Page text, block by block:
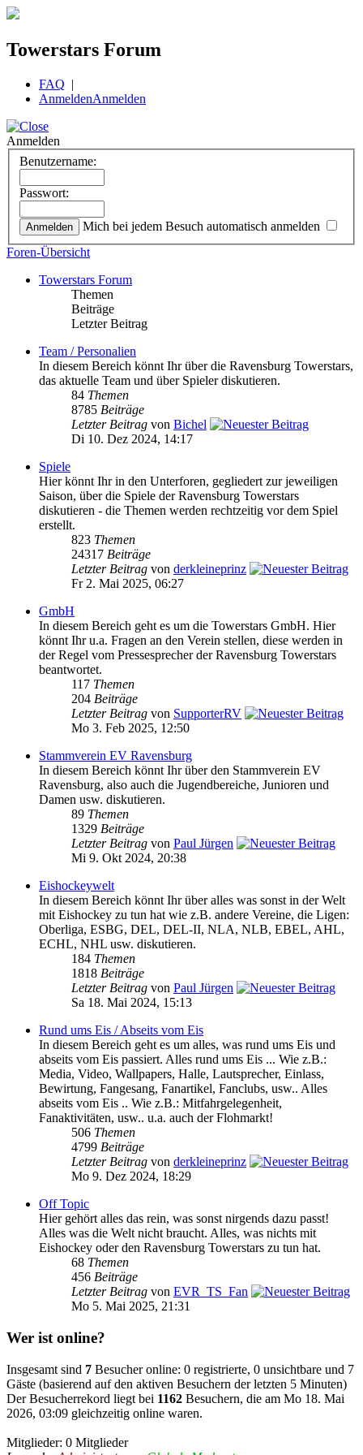
Towerstars Forum
FAQ |
AnmeldenAnmelden
Anmelden
Benutzername:
Passwort:
Mich bei jedem Besuch automatisch anmelden
Foren-Übersicht
Towerstars Forum
Themen
Beiträge
Letzter Beitrag
Team / Personalien
In diesem Bereich könnt Ihr über die Ravensburg Towerstars,
das aktuelle Team und über Spieler diskutieren.
84 Themen
8785 Beiträge
Letzter Beitrag von Bichel
Di 10. Dez 2024, 14:17
Spiele
Hier könnt Ihr in den Unterforen, gegliedert zur jeweiligen
Saison, über die Spiele der Ravensburg Towerstars
diskutieren - die Themen werden rechtzeitig vor dem Spiel
erstellt.
823 Themen
24317 Beiträge
Letzter Beitrag von derkleineprinz
Fr 2. Mai 2025, 06:27
GmbH
In diesem Bereich geht es um die Towerstars GmbH. Hier
könnt Ihr u.a. Fragen an den Verein stellen, diese werden in
der Regel vom Pressesprecher der Ravensburg Towerstars
beantwortet.
117 Themen
204 Beiträge
Letzter Beitrag von SupporterRV
Mo 3. Feb 2025, 12:50
Stammverein EV Ravensburg
In diesem Bereich könnt Ihr über den Stammverein EV
Ravensburg, also auch die Jugendbereiche, Junioren und
Damen usw. diskutieren.
89 Themen
1329 Beiträge
Letzter Beitrag von Paul Jürgen
Mi 9. Okt 2024, 20:38
Eishockeywelt
In diesem Bereich könnt Ihr über alles was sonst in der Welt
mit Eishockey zu tun hat wie z.B. andere Vereine, die Ligen:
Oberliga, ESBG, DEL, DEL-II, NLA, NLB, EBEL, AHL,
ECHL, NHL usw. diskutieren.
184 Themen
1818 Beiträge
Letzter Beitrag von Paul Jürgen
Sa 18. Mai 2024, 15:13
Rund ums Eis / Abseits vom Eis
In diesem Bereich geht es um alles, was rund ums Eis und
abseits vom Eis passiert. Alles rund ums Eis ... Wie z.B.:
Media, Video, Wallpapers, Halle, Lautsprecher, Einlass,
Bewirtung, Fangesang, Fanartikel, Fanclubs, usw.. Alles
abseits vom Eis .. Wie z.B.: Mitfahrgelegenheit,
Fanaktivitäten, usw.. u.a. auch der Flohmarkt!
506 Themen
4799 Beiträge
Letzter Beitrag von derkleineprinz
Mo 9. Dez 2024, 18:29
Off Topic
Hier gehört alles das rein, was sonst nirgends dazu passt!
Alles was die Welt nicht braucht. Alles, was nichts mit
Eishockey oder den Ravensburg Towerstars zu tun hat.
68 Themen
456 Beiträge
Letzter Beitrag von EVR_TS_Fan
Mo 5. Mai 2025, 21:31
Wer ist online?
Insgesamt sind 7 Besucher online: 0 registrierte, 0 unsichtbare und 7
Gäste (basierend auf den aktiven Besuchern der letzten 5 Minuten)
Der Besucherrekord liegt bei 1162 Besuchern, die am Mo 18. Mai
2026, 03:09 gleichzeitig online waren.
Mitglieder: 0 Mitglieder